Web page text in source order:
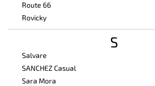
Route 66
Rovicky
S
Salvare
SANCHEZ Casual
Sara Mora